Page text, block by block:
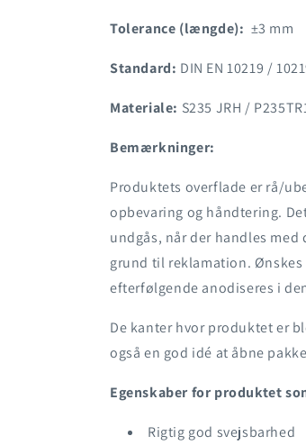
Tolerance (længde): ±3 mm
Standard: DIN EN 10219 /
Materiale: S235 JRH /
Bemærkninger:
Produktets overflade er rå/
opbevaring og håndtering.
undgås, når der handles
grund til reklamation.
efterfølgende anodiseres i
De kanter hvor produktet er
også en god idé at åbne
Egenskaber for produktet
Rigtig god svejsbarhed